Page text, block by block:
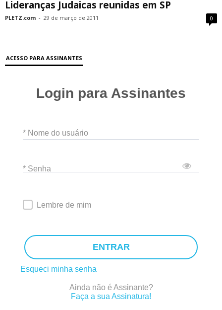
Lideranças Judaicas reunidas em SP
PLETZ.com - 29 de março de 2011 0
ACESSO PARA ASSINANTES
Login para Assinantes
* Nome do usuário
* Senha
Lembre de mim
ENTRAR
Esqueci minha senha
Ainda não é Assinante?
Faça a sua Assinatura!